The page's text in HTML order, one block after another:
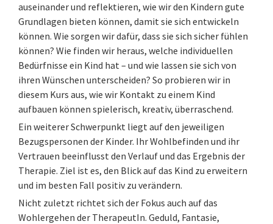
auseinander und reflektieren, wie wir den Kindern gute
Grundlagen bieten können, damit sie sich entwickeln
können. Wie sorgen wir dafür, dass sie sich sicher fühlen
können? Wie finden wir heraus, welche individuellen
Bedürfnisse ein Kind hat – und wie lassen sie sich von
ihren Wünschen unterscheiden? So probieren wir in
diesem Kurs aus, wie wir Kontakt zu einem Kind
aufbauen können spielerisch, kreativ, überraschend.
Ein weiterer Schwerpunkt liegt auf den jeweiligen
Bezugspersonen der Kinder. Ihr Wohlbefinden und ihr
Vertrauen beeinflusst den Verlauf und das Ergebnis der
Therapie. Ziel ist es, den Blick auf das Kind zu erweitern
und im besten Fall positiv zu verändern.
Nicht zuletzt richtet sich der Fokus auch auf das
Wohlergehen der TherapeutIn. Geduld, Fantasie,